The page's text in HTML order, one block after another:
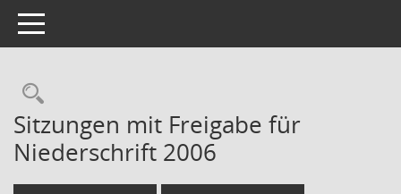
Toggle navigation
Rechercheauswahl
Sitzungen mit Freigabe für
Niederschrift 2006